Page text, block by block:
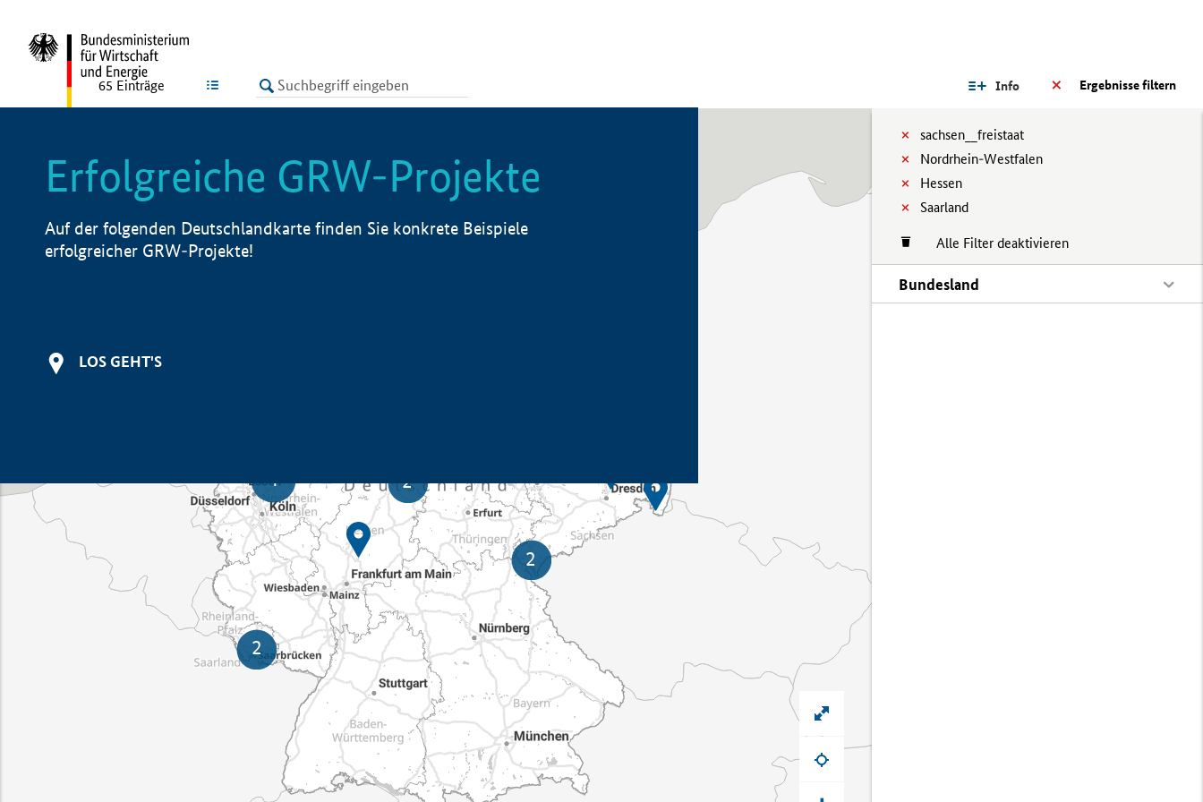
LISTE Ergebnisse filtern
Info
sachsen__freistaat
Nordrhein-Westfalen
Hessen
Saarland
Alle Filter deaktivieren
Bundesland
65 Einträge
Erfolgreiche GRW-Projekte
Auf der folgenden Deutschlandkarte finden Sie konkrete Beispiele
erfolgreicher GRW-Projekte!
LOS GEHT'S